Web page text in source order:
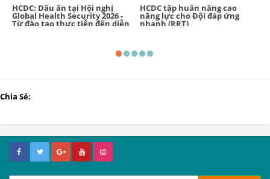
HCDC: Dấu ấn tại Hội nghị
Global Health Security 2026 -
Từ đào tạo thực tiễn đến diễn
HCDC tập huấn nâng cao
năng lực cho Đội đáp ứng
nhanh (RRT)
Chia Sẻ: